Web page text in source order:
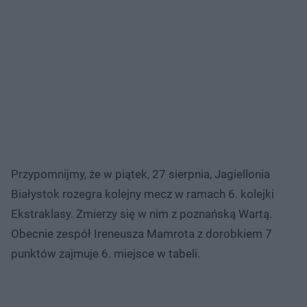
Przypomnijmy, że w piątek, 27 sierpnia, Jagiellonia
Białystok rozegra kolejny mecz w ramach 6. kolejki
Ekstraklasy. Zmierzy się w nim z poznańską Wartą.
Obecnie zespół Ireneusza Mamrota z dorobkiem 7
punktów zajmuje 6. miejsce w tabeli.